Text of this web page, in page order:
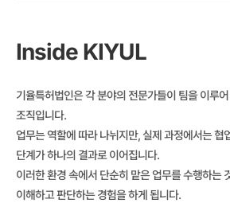
Inside KIYUL
기율특허법인은 각 분야의 전문가들이 팀을 이루
조직입니다.
업무는 역할에 따라 나뉘지만, 실제 과정에서는 협
단계가 하나의 결과로 이어집니다.
이러한 환경 속에서 단순히 맡은 업무를 수행하는
이해하고 판단하는 경험을 하게 됩니다.